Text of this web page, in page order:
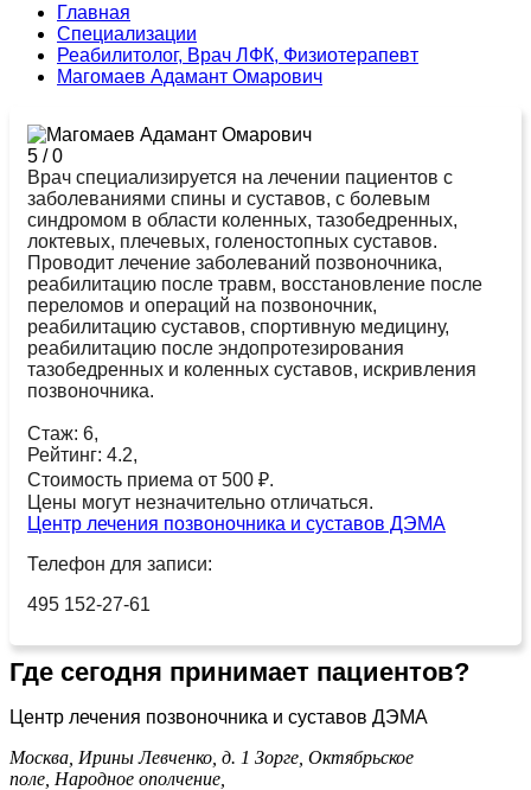
Главная
Специализации
Реабилитолог, Врач ЛФК, Физиотерапевт
Магомаев Адамант Омарович
5 /0
Врач специализируется на лечении пациентов с
заболеваниями спины и суставов, с болевым
синдромом в области коленных, тазобедренных,
локтевых, плечевых, голеностопных суставов.
Проводит лечение заболеваний позвоночника,
реабилитацию после травм, восстановление после
переломов и операций на позвоночник,
реабилитацию суставов, спортивную медицину,
реабилитацию после эндопротезирования
тазобедренных и коленных суставов, искривления
позвоночника.
Стаж: 6,
Рейтинг: 4.2,
Стоимость приема от 500 ₽.
Цены могут незначительно отличаться.
Центр лечения позвоночника и суставов ДЭМА
Телефон для записи:
495 152-27-61
Где сегодня принимает пациентов?
Центр лечения позвоночника и суставов ДЭМА
Москва, Ирины Левченко, д. 1 Зорге, Октябрьское
поле, Народное ополчение,